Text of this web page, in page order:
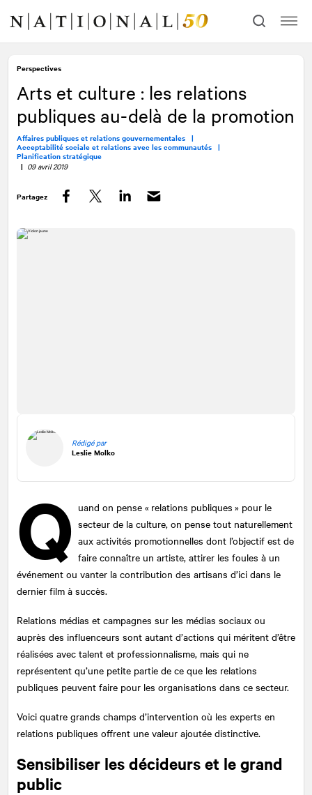
contenu
navigation
Perspectives
Arts et culture : les relations
publiques au-delà de la promotion
Affaires publiques et relations gouvernementales |
Acceptabilité sociale et relations avec les communautés |
Planification stratégique
| 09 avril 2019
Partagez
Rédigé par
Leslie Molko
Q uand on pense « relations publiques » pour le
secteur de la culture, on pense tout naturellement
aux activités promotionnelles dont l’objectif est de
faire connaître un artiste, attirer les foules à un
événement ou vanter la contribution des artisans d’ici dans le
dernier film à succès.
Relations médias et campagnes sur les médias sociaux ou
auprès des influenceurs sont autant d’actions qui méritent d’être
réalisées avec talent et professionnalisme, mais qui ne
représentent qu’une petite partie de ce que les relations
publiques peuvent faire pour les organisations dans ce secteur.
Voici quatre grands champs d’intervention où les experts en
relations publiques offrent une valeur ajoutée distinctive.
Sensibiliser les décideurs et le grand
public